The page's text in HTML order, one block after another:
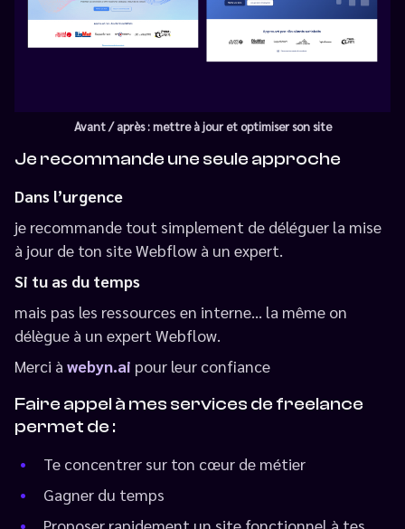
Avant / après : mettre à jour et optimiser son site
Je recommande une seule approche
Dans l’urgence
je recommande tout simplement de déléguer la mise
à jour de ton site Webflow à un expert.
Si tu as du temps
mais pas les ressources en interne… la même on
délègue à un expert Webflow.
Merci à webyn.ai pour leur confiance
Faire appel à mes services de freelance
permet de :
Te concentrer sur ton cœur de métier
Gagner du temps